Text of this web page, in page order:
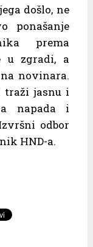
došlo, ne
ponašanje
prema
u zgradi, a
novinara.
traži jasnu i
napada i
odbor
HND-a.